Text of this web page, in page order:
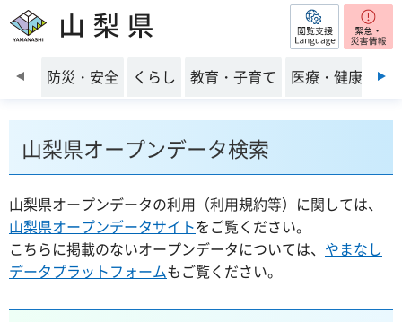
山梨県 閲覧支援
前のスライドを表示
防災・安全 くらし 教育・子育て 医療・健康・福
山梨県オープンデータ検索
山梨県オープンデータの利用（利用規約等）に関しては、
山梨県オープンデータサイトをご覧ください。
こちらに掲載のないオープンデータについては、 やまなし
データプラットフォームもご覧ください。